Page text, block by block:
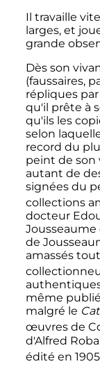
Il travaille
larges, et
grande
Dès son
(faussaires,
répliques
qu'il prête à
qu'ils les
selon
record du
peint de son
autant de
signées du
collections
docteur
Jousseaume
de
amassés
même
malgré le
œuvres de
d'Alfred
édité en 1905